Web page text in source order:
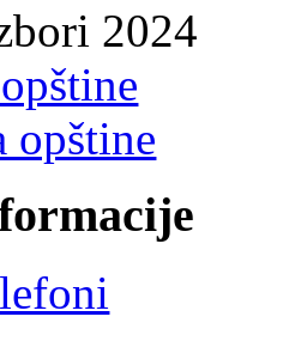
2024
opštine